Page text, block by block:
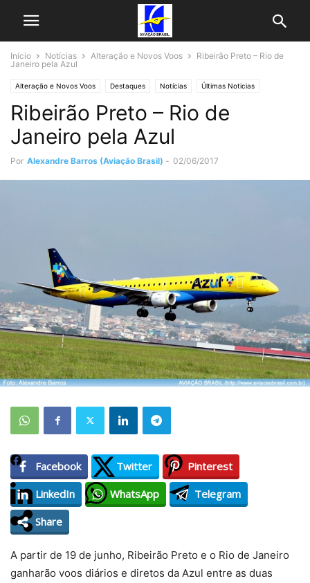
Início Notícias Alteração e Novos Voos
Ribeirão Preto – Rio de
Janeiro pela Azul
Alteração e Novos Voos Destaques Notícias Últimas Noticias
Ribeirão Preto – Rio de
Janeiro pela Azul
Por Alexandre Barros (Aviação Brasil) - 02/06/2017
Facebook Twitter
Pinterest
LinkedIn
WhatsApp
Telegram
Share
A partir de 19 de junho, Ribeirão Preto e o Rio de Janeiro
ganharão voos diários e diretos da Azul entre as duas